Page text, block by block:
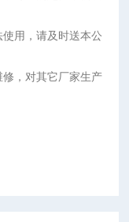
用，请及时送本公
，对其它厂家生产